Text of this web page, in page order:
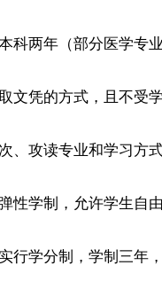
科两年（部分医学专业
文凭的方式，且不受
、攻读专业和学习方
性学制，允许学生自
行学分制，学制三年